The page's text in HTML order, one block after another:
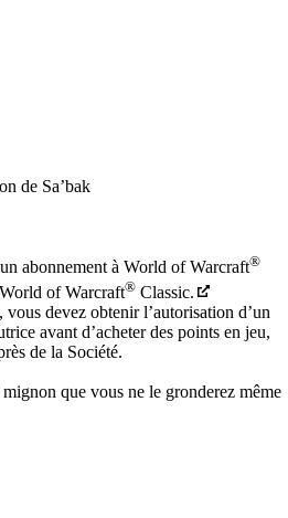
de Sa’bak
abonnement à World of Warcraft®
of Warcraft® Classic.
devez obtenir l’autorisation d’un
avant d’acheter des points en jeu,
de la Société.
que vous ne le gronderez même